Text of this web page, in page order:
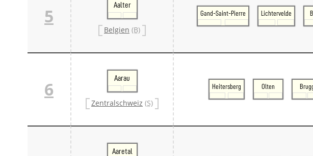
5
Aalter
Belgien (B)
Gand-Saint-Pierre Lichtervelde
6
Aarau
Zentralschweiz (S)
Heitersberg Olten
Aaretal